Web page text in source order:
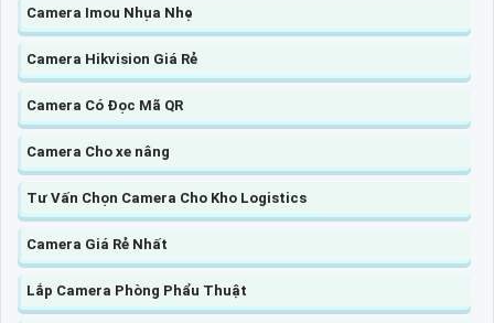
Camera Imou Nhụa Nhẹ
Camera Hikvision Giá Rẻ
Camera Có Đọc Mã QR
Camera Cho xe nâng
Tư Vấn Chọn Camera Cho Kho Logistics
Camera Giá Rẻ Nhất
Lắp Camera Phòng Phẩu Thuật